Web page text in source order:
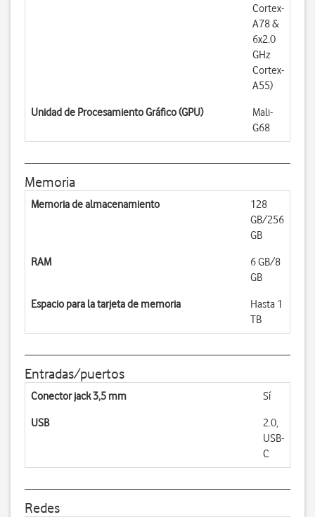
Cortex-
A78 &
6x2.0
GHz
Cortex-
A55)
Unidad de Procesamiento Gráfico (GPU)
Mali-
G68
Memoria
Memoria de almacenamiento
128
GB/256
GB
RAM
6 GB/8
GB
Espacio para la tarjeta de memoria
Hasta 1
TB
Entradas/puertos
Conector jack 3,5 mm Sí
USB
2.0,
USB-
C
Redes